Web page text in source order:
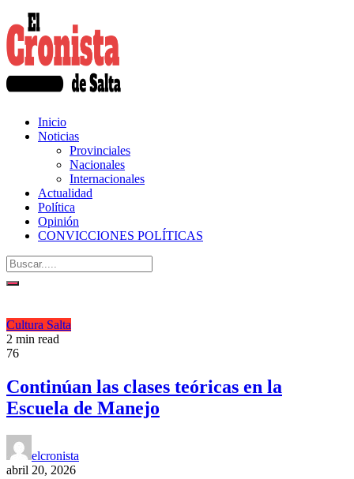
Inicio
Noticias
Provinciales
Nacionales
Internacionales
Actualidad
Política
Opinión
CONVICCIONES POLÍTICAS
Cultura Salta
2 min read
76
Continúan las clases teóricas en la
Escuela de Manejo
elcronista
abril 20, 2026